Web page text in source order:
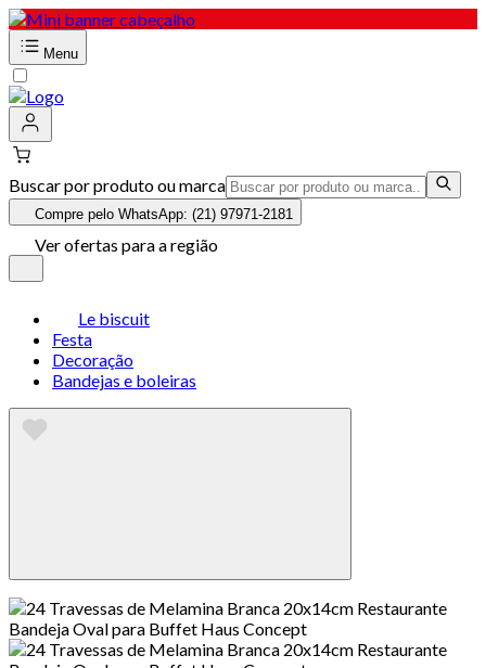
Menu
Buscar por produto ou marca
Compre pelo WhatsApp: (21) 97971-2181
Ver ofertas para a região
Le biscuit
Festa
Decoração
Bandejas e boleiras